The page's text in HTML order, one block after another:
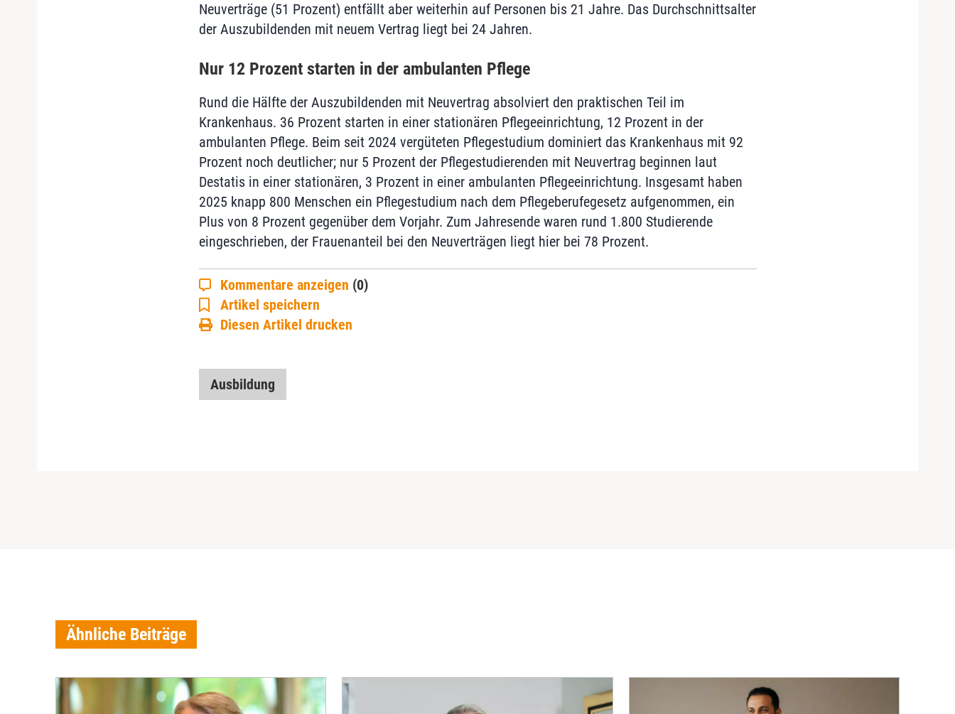
Neuverträge (51 Prozent) entfällt aber weiterhin auf Personen bis 21 Jahre. Das Durchschnittsalter
der Auszubildenden mit neuem Vertrag liegt bei 24 Jahren.
Nur 12 Prozent starten in der ambulanten Pflege
Rund die Hälfte der Auszubildenden mit Neuvertrag absolviert den praktischen Teil im
Krankenhaus. 36 Prozent starten in einer stationären Pflegeeinrichtung, 12 Prozent in der
ambulanten Pflege. Beim seit 2024 vergüteten Pflegestudium dominiert das Krankenhaus mit 92
Prozent noch deutlicher; nur 5 Prozent der Pflegestudierenden mit Neuvertrag beginnen laut
Destatis in einer stationären, 3 Prozent in einer ambulanten Pflegeeinrichtung. Insgesamt haben
2025 knapp 800 Menschen ein Pflegestudium nach dem Pflegeberufegesetz aufgenommen, ein
Plus von 8 Prozent gegenüber dem Vorjahr. Zum Jahresende waren rund 1.800 Studierende
eingeschrieben, der Frauenanteil bei den Neuverträgen liegt hier bei 78 Prozent.
Kommentare anzeigen (0)
Artikel speichern
Diesen Artikel drucken
Ausbildung
Ähnliche Beiträge